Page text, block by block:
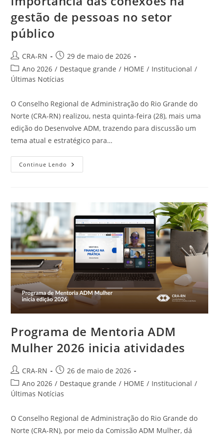
gestão de pessoas no setor
público
Autor
do
post:
CRA-RN
Post
publicado:
29 de maio de 2026
Categoria
do
Ano 2026 / Destaque grande / HOME / Institucional /
Últimas Notícias
O Conselho Regional de Administração do Rio Grande do
Norte (CRA-RN) realizou, nesta quinta-feira (28), mais uma
edição do Desenvolve ADM, trazendo para discussão um
tema atual e estratégico para…
Continue Lendo Desenvolve
ADM
Conexões
Gestão
De
Pessoas
No
Setor
Público
Programa de Mentoria ADM
Mulher 2026 inicia atividades
Autor
do
post:
CRA-RN
Post
publicado:
26 de maio de 2026
Categoria
do
Ano 2026 / Destaque grande / HOME / Institucional /
Últimas Notícias
O Conselho Regional de Administração do Rio Grande do
Norte (CRA-RN), por meio da Comissão ADM Mulher, dá